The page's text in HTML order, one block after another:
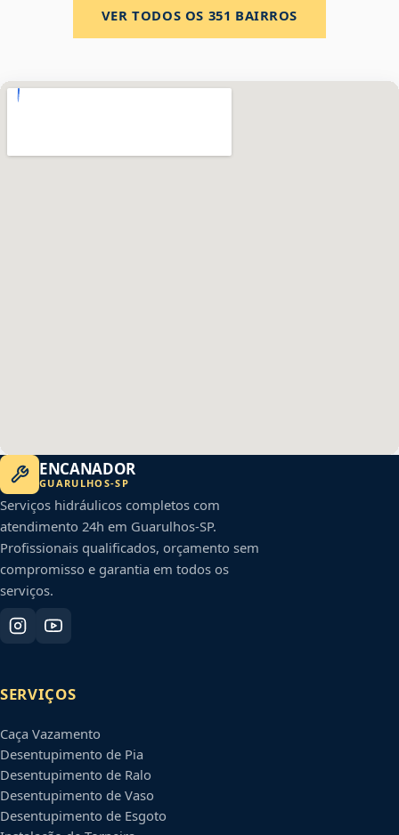
VER TODOS OS 351 BAIRROS
ENCANADOR
GUARULHOS-SP
Serviços hidráulicos completos com
atendimento 24h em Guarulhos-SP.
Profissionais qualificados, orçamento sem
compromisso e garantia em todos os
serviços.
SERVIÇOS
Caça Vazamento
Desentupimento de Pia
Desentupimento de Ralo
Desentupimento de Vaso
Desentupimento de Esgoto